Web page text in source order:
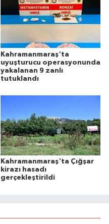
Kahramanmaraş'ta
uyuşturucu operasyonunda
yakalanan 9 zanlı
tutuklandı
Kahramanmaraş'ta Çığşar
kirazı hasadı
gerçekleştirildi